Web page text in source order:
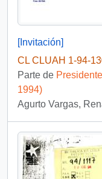
[Invitación]
CL CLUAH 1-94-
Parte de
1994)
Agurto Vargas,